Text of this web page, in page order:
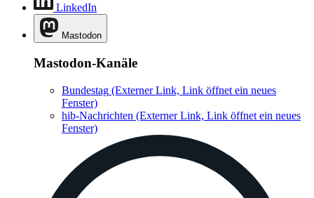
LinkedIn
Mastodon
Mastodon-Kanäle
Bundestag (Externer Link, Link öffnet ein neues
Fenster)
hib-Nachrichten (Externer Link, Link öffnet ein neues
Fenster)